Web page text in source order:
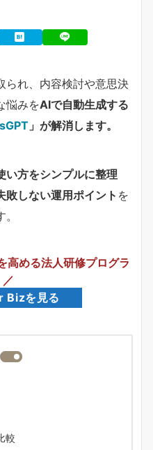
られ、内容検討や意思決
悩みをAIで自動生成する
」 が解消します。
い方をシンプルに整理
敗しない運用ポイント を
める法人研修プログラ
Bizを見る
較